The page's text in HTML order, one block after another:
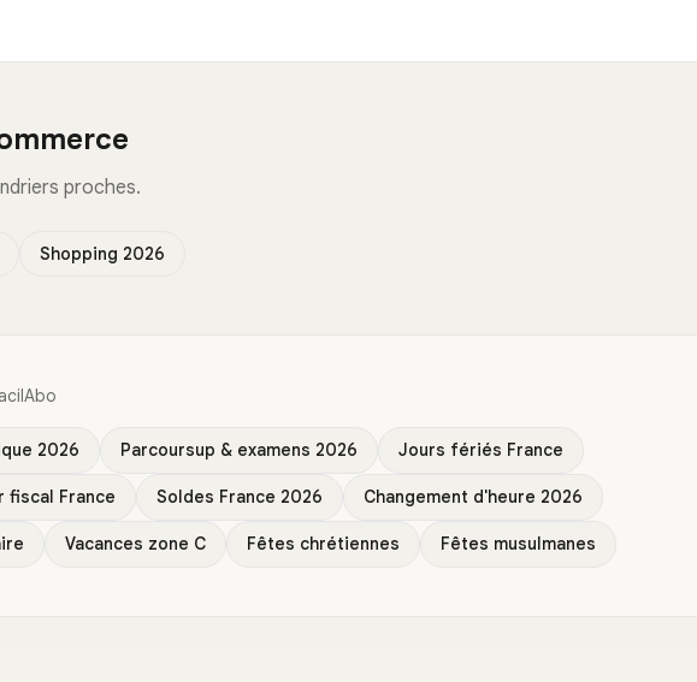
proches.
Shopping 2026
2026 Parcoursup & examens 2026 Jours fériés France
fiscal France Soldes France 2026 Changement d'heure 2026
Vacances zone C Fêtes chrétiennes Fêtes musulmanes